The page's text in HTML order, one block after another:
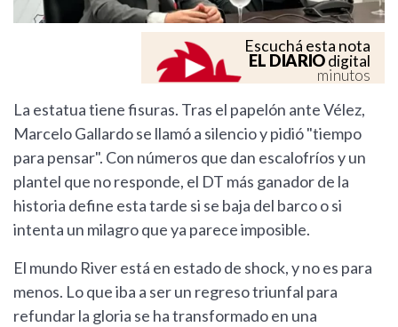
Escuchá esta nota
EL DIARIOdigital
minutos
La estatua tiene fisuras. Tras el papelón ante Vélez,
Marcelo Gallardo se llamó a silencio y pidió "tiempo
para pensar". Con números que dan escalofríos y un
plantel que no responde, el DT más ganador de la
historia define esta tarde si se baja del barco o si
intenta un milagro que ya parece imposible.
El mundo River está en estado de shock, y no es para
menos. Lo que iba a ser un regreso triunfal para
refundar la gloria se ha transformado en una